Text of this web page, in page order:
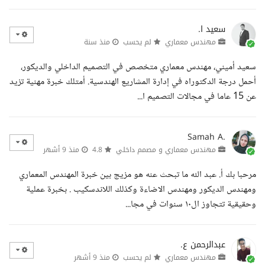
سعيد ا.
مهندس معماري لم يحسب منذ سنة
سعيد أميني، مهندس معماري متخصص في التصميم الداخلي والديكور،
أحمل درجة الدكتوراه في إدارة المشاريع الهندسية. أمتلك خبرة مهنية تزيد
عن 15 عاما في مجالات التصميم ا...
Samah A.
مهندس معماري و مصمم داخلي منذ 9 أشهر
مرحبا بك أ. عبد الله ما تبحث عنه هو مزيج بين خبرة المهندس المعماري
ومهندس الديكور ومهندس الاضاءة وكذلك اللاندسكيب . بخبرة عملية
وحقيقية تتجاوز ال١٠ سنوات في مجا...
عبدالرحمن ع.
مهندس معماري لم يحسب منذ 9 أشهر